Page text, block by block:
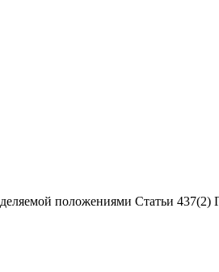
положениями Статьи